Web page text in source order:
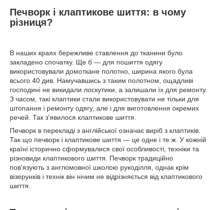
Печворк і клаптикове шиття: в чому
різниця?
В наших краях бережливе ставлення до тканини було
закладено спочатку. Ще б — для пошиття одягу
використовували домоткане полотно, ширина якого була
всього 40 див. Намучавшись з таким полотном, ощадливі
господині не викидали лоскутики, а залишали їх для ремонту.
З часом, такі клаптики стали використовувати не тільки для
штопання і ремонту одягу, але і для виготовлення окремих
речей. Так з'явилося клаптикове шиття.
Печворк в перекладі з англійської означає виріб з клаптиків.
Так що печворк і клаптикове шиття — це одне і те ж. У кожній
країні історично сформувалися свої особливості, техніки та
різновиди клаптикового шиття. Печворк традиційно
пов'язують з англомовної школою рукоділля, однак крім
візерунків і технік він нічим не відрізняється від клаптикового
шиття.